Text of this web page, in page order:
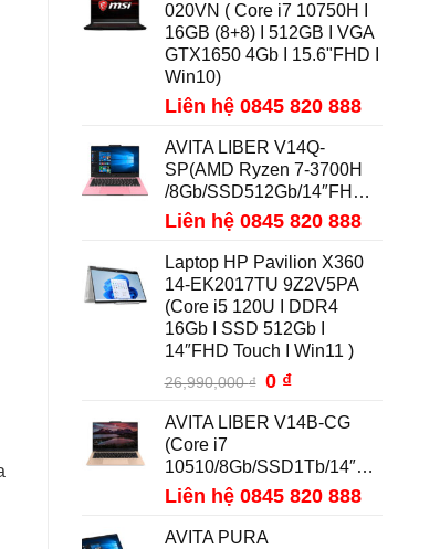
020VN ( Core i7 10750H I
16GB (8+8) I 512GB I VGA
GTX1650 4Gb I 15.6"FHD I
Win10)
Liên hệ 0845 820 888
AVITA LIBER V14Q-
SP(AMD Ryzen 7-3700H
/8Gb/SSD512Gb/14″FHD/Win10)
Liên hệ 0845 820 888
Laptop HP Pavilion X360
14-EK2017TU 9Z2V5PA
(Core i5 120U I DDR4
16Gb I SSD 512Gb I
14″FHD Touch I Win11 )
26,990,000₫ Giá
là:
0 ₫Giá
tại
0 ₫.
AVITA LIBER V14B-CG
(Core i7
10510/8Gb/SSD1Tb/14″FHD/Win10)
Liên hệ 0845 820 888
AVITA PURA